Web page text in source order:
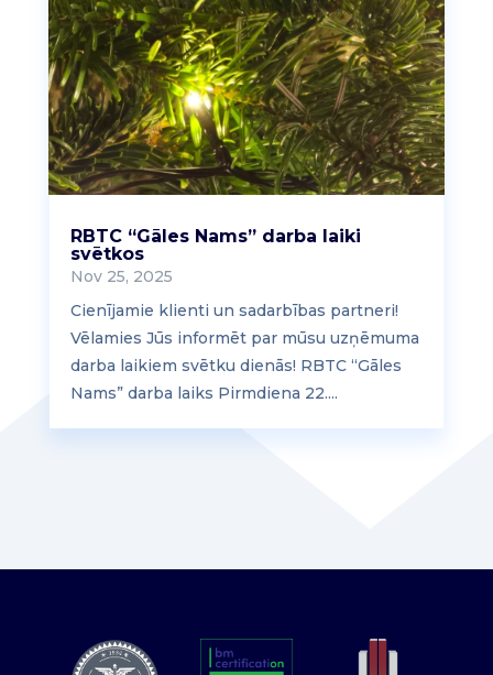
RBTC “Gāles Nams” darba laiki
svētkos
Nov 25, 2025
Cienījamie klienti un sadarbības partneri!
Vēlamies Jūs informēt par mūsu uzņēmuma
darba laikiem svētku dienās! RBTC “Gāles
Nams” darba laiks Pirmdiena 22....